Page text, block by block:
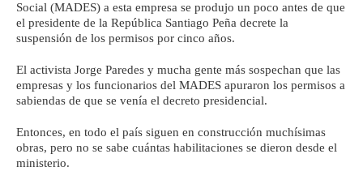
Social (MADES) a esta empresa se produjo un poco antes de que
el presidente de la República Santiago Peña decrete la
suspensión de los permisos por cinco años.
El activista Jorge Paredes y mucha gente más sospechan que las
empresas y los funcionarios del MADES apuraron los permisos a
sabiendas de que se venía el decreto presidencial.
Entonces, en todo el país siguen en construcción muchísimas
obras, pero no se sabe cuántas habilitaciones se dieron desde el
ministerio.